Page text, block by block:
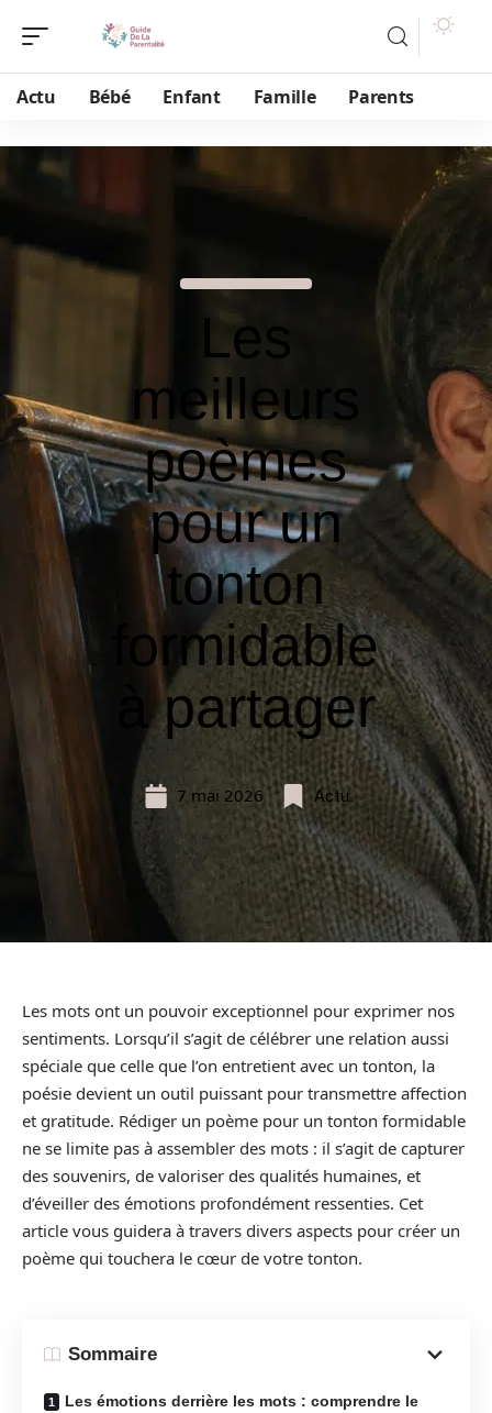
Actu Bébé Enfant Famille Parents
Les
meilleurs
poèmes
pour un
tonton
formidable
à partager
7 mai 2026 Actu
Les mots ont un pouvoir exceptionnel pour exprimer nos
sentiments. Lorsqu’il s’agit de célébrer une relation aussi
spéciale que celle que l’on entretient avec un tonton, la
poésie devient un outil puissant pour transmettre affection
et gratitude. Rédiger un poème pour un tonton formidable
ne se limite pas à assembler des mots : il s’agit de capturer
des souvenirs, de valoriser des qualités humaines, et
d’éveiller des émotions profondément ressenties. Cet
article vous guidera à travers divers aspects pour créer un
poème qui touchera le cœur de votre tonton.
Sommaire
Les émotions derrière les mots : comprendre le